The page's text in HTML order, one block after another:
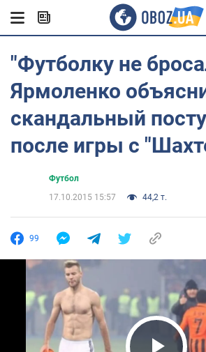
"Футболку не
Ярмоленко
скандальный
после игры с
Футбол
17.10.2015 15:57
44,2 т.
99